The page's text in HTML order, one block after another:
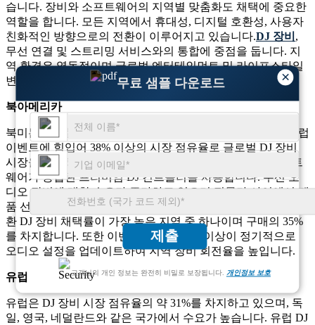
×
무료 샘플 다운로드
제출
고객님의 개인 정보는 완전히 비밀로 보장됩니다. 개인정보 보호
습니다. 장비와 소프트웨어의 지역별 맞춤화도 채택에 중요한
역할을 합니다. 모든 지역에서 휴대성, 디지털 호환성, 사용자
친화적인 방향으로의 전환이 이루어지고 있습니다.DJ 장비 ,
무선 연결 및 스트리밍 서비스와의 통합에 중점을 둡니다. 지
역 환경은 역동적이며 글로벌 엔터테인먼트 및 라이프스타일
변화에 맞춰 계속해서 발전하고 있습니다.
북아메리카
북미는 활발한 엔터테인먼트 산업과 빈번한 음악 축제 및 클럽
이벤트에 힘입어 38% 이상의 시장 점유율로 글로벌 DJ 장비
시장을 선도하고 있습니다. 미국 DJ 중 약 62%가 연주 소프트
웨어가 통합된 프리미엄 DJ 컨트롤러를 사용합니다. 무선 오
디오 장비에 대한 수요가 증가하고 있으며 전문가 사이에서 제
품 선호도의 40%를 차지합니다. 이 지역은 또한 스트리밍 호
환 DJ 장비 채택률이 가장 높은 지역 중 하나이며 구매의 35%
를 차지합니다. 또한 이벤트 회사의 58% 이상이 정기적으로
오디오 설정을 업데이트하여 지역 장비 회전율을 높입니다.
유럽
유럽은 DJ 장비 시장 점유율의 약 31%를 차지하고 있으며, 독
일, 영국, 네덜란드와 같은 국가에서 수요가 높습니다. 유럽 ​​DJ